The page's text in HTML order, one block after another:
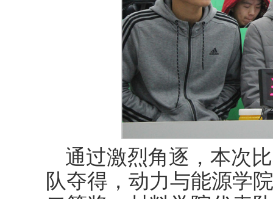
通过激烈角逐，本次
队夺得，动力与能源学